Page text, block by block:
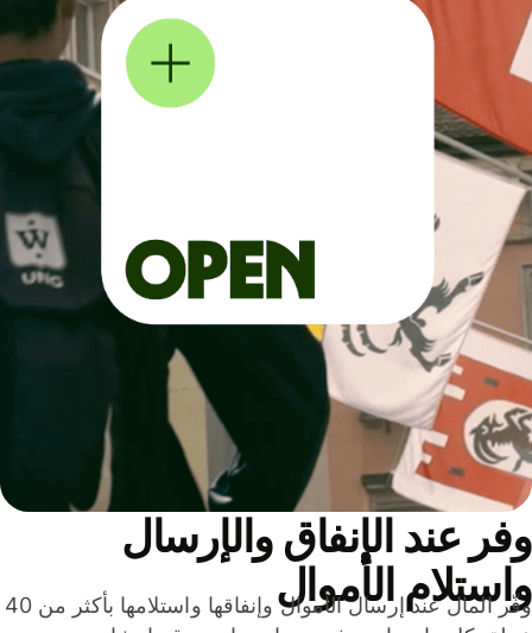
عند الإنفاق والإرسال
الأموال
وفّر المال عند إرسال الأموال وإنفاقها واستلامها بأكثر من 40